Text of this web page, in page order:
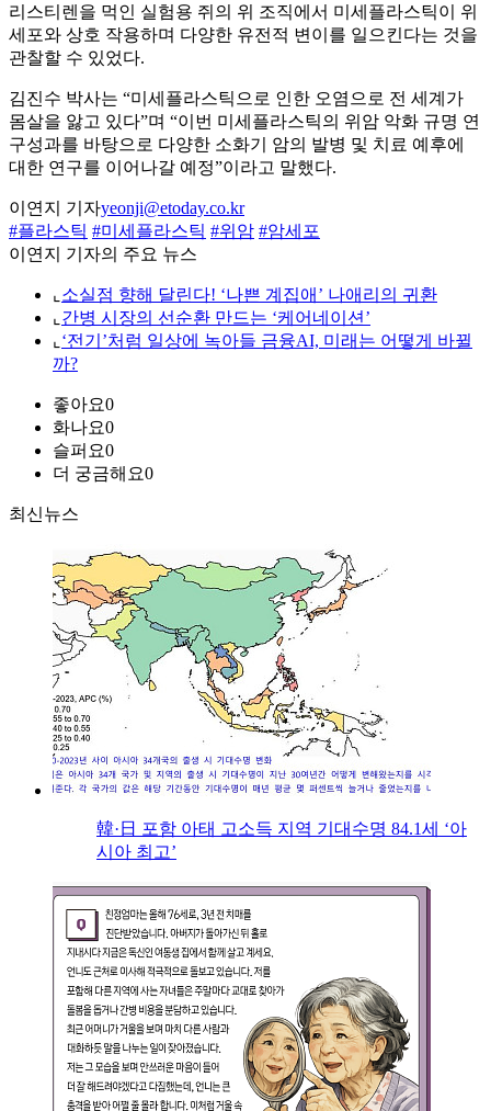
리스티렌을 먹인 실험용 쥐의 위 조직에서 미세플라스틱이 위
세포와 상호 작용하며 다양한 유전적 변이를 일으킨다는 것을
관찰할 수 있었다.
김진수 박사는 “미세플라스틱으로 인한 오염으로 전 세계가
몸살을 앓고 있다”며 “이번 미세플라스틱의 위암 악화 규명 연
구성과를 바탕으로 다양한 소화기 암의 발병 및 치료 예후에
대한 연구를 이어나갈 예정”이라고 말했다.
이연지 기자yeonji@etoday.co.kr
#플라스틱 #미세플라스틱 #위암 #암세포
이연지 기자의 주요 뉴스
⌞ 소실점 향해 달린다! ‘나쁜 계집애’ 나애리의 귀환
⌞ 간병 시장의 선순환 만드는 ‘케어네이션’
⌞ ‘전기’처럼 일상에 녹아들 금융AI, 미래는 어떻게 바뀔
까?
좋아요0
화나요0
슬퍼요0
더 궁금해요0
최신뉴스
韓·日 포함 아태 고소득 지역 기대수명 84.1세 ‘아
시아 최고’